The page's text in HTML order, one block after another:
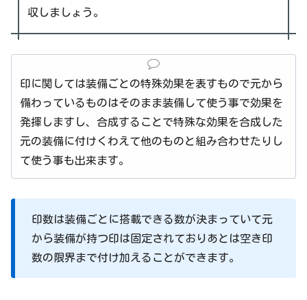
収しましょう。
印に関しては装備ごとの特殊効果を表すもので元から
備わっているものはそのまま装備して使う事で効果を
発揮しますし、合成することで特殊な効果を合成した
元の装備に付けくわえて他のものと組み合わせたりし
て使う事も出来ます。
印数は装備ごとに搭載できる数が決まっていて元
から装備が持つ印は固定されておりあとは空き印
数の限界まで付け加えることができます。